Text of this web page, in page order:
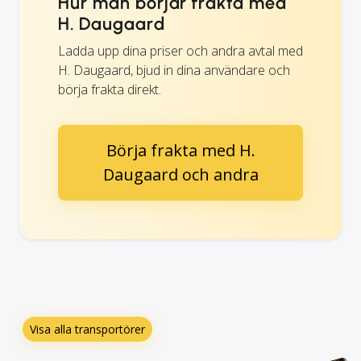
H. Daugaard
Ladda upp dina priser och andra avtal med
H. Daugaard, bjud in dina användare och
börja frakta direkt.
Börja frakta med H.
Daugaard och andra
Visa alla transportörer